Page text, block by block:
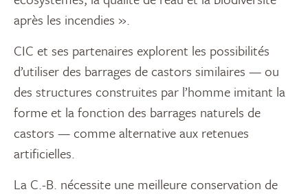
après les incendies ».
CIC et ses partenaires explorent les possibilités
d’utiliser des barrages de castors similaires — ou
des structures construites par l’homme imitant la
forme et la fonction des barrages naturels de
castors — comme alternative aux retenues
artificielles.
La C.-B. nécessite une meilleure conservation de